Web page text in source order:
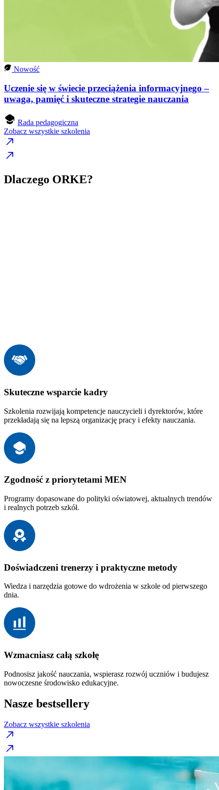
Nowość
Uczenie się w świecie przeciążenia informacyjnego –
uwaga, pamięć i skuteczne strategie nauczania
Rada pedagogiczna
Zobacz wszystkie szkolenia
Dlaczego ORKE?
Skuteczne wsparcie kadry
Szkolenia rozwijają kompetencje nauczycieli i dyrektorów, które
przekładają się na lepszą organizację pracy i efekty nauczania.
Zgodność z priorytetami MEN
Programy dopasowane do polityki oświatowej, aktualnych trendów
i realnych potrzeb szkół.
Doświadczeni trenerzy i praktyczne metody
Wiedza i narzędzia gotowe do wdrożenia w szkole od pierwszego
dnia.
Wzmacniasz całą szkołę
Podnosisz jakość nauczania, wspierasz rozwój uczniów i budujesz
nowoczesne środowisko edukacyjne.
Nasze bestsellery
Zobacz wszystkie szkolenia